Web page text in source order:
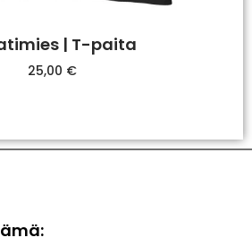
| T-paita
25,00 €